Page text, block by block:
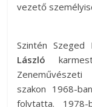
vezető
Szintén
László
Zeneművészeti
szakon 1968-
folytatta.